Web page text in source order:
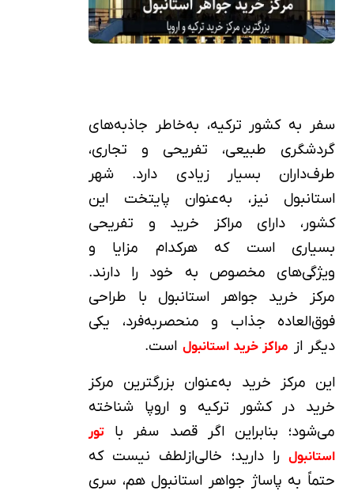
سفر به کشور ترکیه، به‌خاطر جاذبه‌های
گردشگری طبیعی، تفریحی و تجاری،
طرف‌داران بسیار زیادی دارد. شهر
استانبول نیز، به‌عنوان پایتخت این
کشور، دارای مراکز خرید و تفریحی
بسیاری است که هرکدام مزایا و
ویژگی‌های مخصوص به‌ خود را دارند.
مرکز خرید جواهر استانبول با طراحی
فوق‌العاده جذاب و منحصربه‌فرد، یکی
دیگر از مراکز خرید استانبول است.
این مرکز خرید به‌عنوان بزرگترین مرکز
خرید در کشور ترکیه و اروپا شناخته
می‌شود؛ بنابراین اگر قصد سفر با تور
استانبول را دارید؛ خالی‌ازلطف نیست که
حتماً به پاساژ جواهر استانبول هم، سری